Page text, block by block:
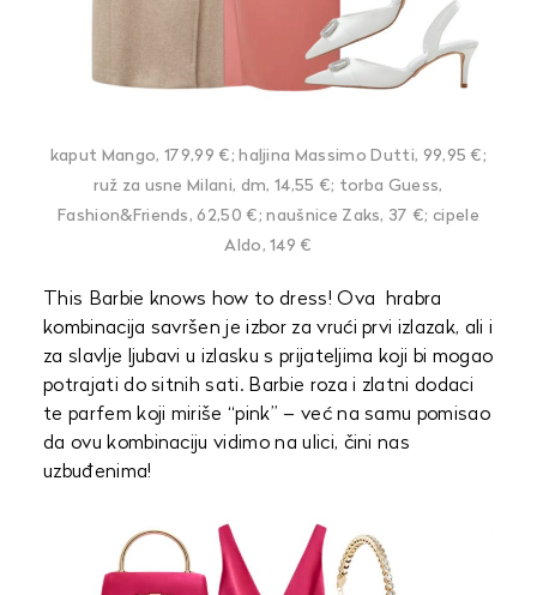
kaput Mango, 179,99 €; haljina Massimo Dutti, 99,95 €;
ruž za usne Milani, dm, 14,55 €; torba Guess,
Fashion&Friends, 62,50 €; naušnice Zaks, 37 €; cipele
Aldo, 149 €
This Barbie knows how to dress! Ova hrabra
kombinacija savršen je izbor za vrući prvi izlazak, ali i
za slavlje ljubavi u izlasku s prijateljima koji bi mogao
potrajati do sitnih sati. Barbie roza i zlatni dodaci
te parfem koji miriše “pink” – već na samu pomisao
da ovu kombinaciju vidimo na ulici, čini nas
uzbuđenima!